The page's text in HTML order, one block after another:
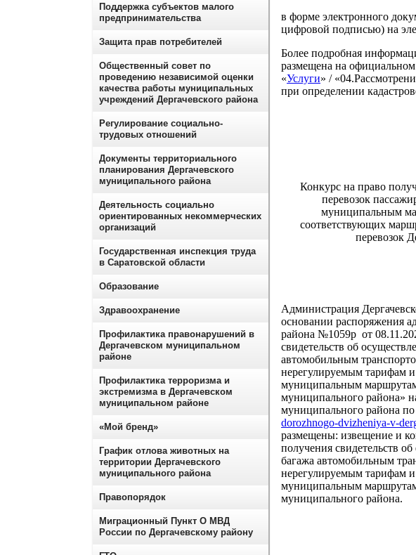
в форме электронного
цифровой подписью) на
Более подробная
размещена на
«Услуги» /
при определении
Конкурс на право
перевозок
муниципальным
соответствующих
перевозок
Администрация
основании распоряжения
района №1059р от
свидетельств об
автомобильным
нерегулируемым тарифам
муниципальным маршрутам
муниципального района»
муниципального района по
dorozhnogo-dvizheniya-v-
размещены: извещение и
получения свидетельств
багажа автомобильным
нерегулируемым тарифам
муниципальным маршрутам
муниципального района.
Поддержка субъектов малого
предпринимательства
Защита прав потребителей
Общественный совет по
проведению независимой оценки
качества работы муниципальных
учреждений Дергачевского района
Регулирование социально-
трудовых отношений
Документы территориального
планирования Дергачевского
муниципального района
Деятельность социально
ориентированных некоммерческих
организаций
Государственная инспекция труда
в Саратовской области
Образование
Здравоохранение
Профилактика правонарушений в
Дергачевском муниципальном
районе
Профилактика терроризма и
экстремизма в Дергачевском
муниципальном районе
«Мой бренд»
График отлова животных на
территории Дергачевского
муниципального района
Правопорядок
Миграционный Пункт О МВД
России по Дергачевскому району